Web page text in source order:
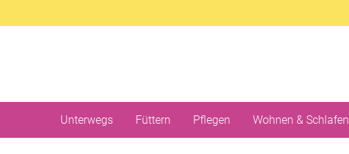
Unterwegs Füttern Pflegen Wohnen & Schlafen